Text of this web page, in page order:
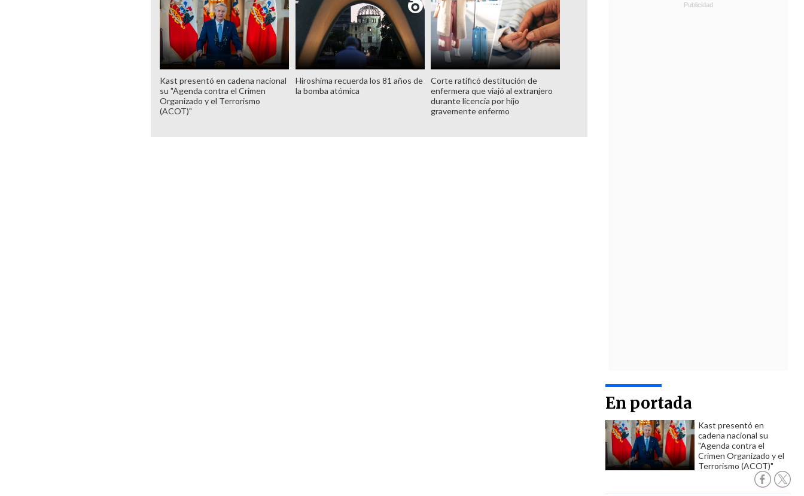
En portada
Kast presentó en
cadena nacional su
"Agenda contra el
Crimen Organizado y el
Terrorismo (ACOT)"
Kast presentó en cadena nacional
su "Agenda contra el Crimen
Organizado y el Terrorismo
(ACOT)"
Hiroshima recuerda los 81 años de
la bomba atómica
Corte ratificó destitución de
enfermera que viajó al extranjero
durante licencia por hijo
gravemente enfermo